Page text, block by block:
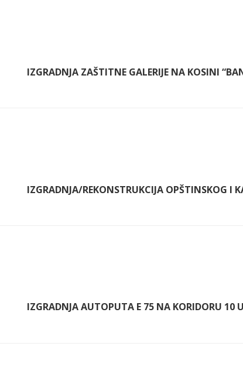
IZGRADNJA ZAŠTITNE GALERIJE NA KOSINI
IZGRADNJA/REKONSTRUKCIJA OPŠTINSKOG
IZGRADNJA AUTOPUTA E 75 NA KORIDORU 10